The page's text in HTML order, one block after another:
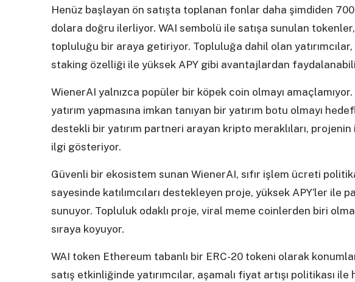
Henüz başlayan ön satışta toplanan fonlar daha şimdiden
dolara doğru ilerliyor. WAI sembolü ile satışa sunulan tokenler,
topluluğu bir araya getiriyor. Topluluğa dahil olan yatırımcılar,
staking özelliği ile yüksek APY gibi avantajlardan
WienerAI yalnızca popüler bir köpek coin olmayı
yatırım yapmasına imkan tanıyan bir yatırım botu olmayı
destekli bir yatırım partneri arayan kripto meraklıları,
ilgi gösteriyor.
Güvenli bir ekosistem sunan WienerAI, sıfır işlem ücreti
sayesinde katılımcıları destekleyen proje, yüksek APY’ler ile
sunuyor. Topluluk odaklı proje, viral meme coinlerden biri
sıraya koyuyor.
WAI token Ethereum tabanlı bir ERC-20 tokeni olarak
satış etkinliğinde yatırımcılar, aşamalı fiyat artışı politikası